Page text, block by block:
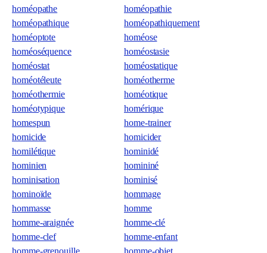
homéopathe
homéopathie
homéopathique
homéopathiquement
homéoptote
homéose
homéoséquence
homéostasie
homéostat
homéostatique
homéotéleute
homéotherme
homéothermie
homéotique
homéotypique
homérique
homespun
home-trainer
homicide
homicider
homilétique
hominidé
hominien
homininé
hominisation
hominisé
hominoïde
hommage
hommasse
homme
homme-araignée
homme-clé
homme-clef
homme-enfant
homme-grenouille
homme-objet